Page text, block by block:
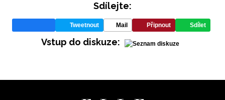
Sdílejte:
Tweetnout Mail Připnout Sdílet
Vstup do diskuze: